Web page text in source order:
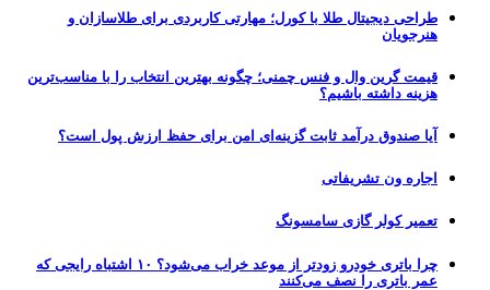
طراحی دیجیتال طلا با کورل؛ مهارتی کاربردی برای طلاسازان و
هنرجویان
قیمت گرین وال و فنس چمنی؛ چگونه بهترین انتخاب را با مناسب‌ترین
هزینه داشته باشیم؟
آیا صندوق درآمد ثابت گزینه‌ای امن برای حفظ ارزش پول است؟
اجاره ون تشریفاتی
تعمیر کولر گازی سامسونگ
چرا باتری خودرو زودتر از موعد خراب می‌شود؟ ۱۰ اشتباه رایجی که
عمر باتری را نصف می‌کنند